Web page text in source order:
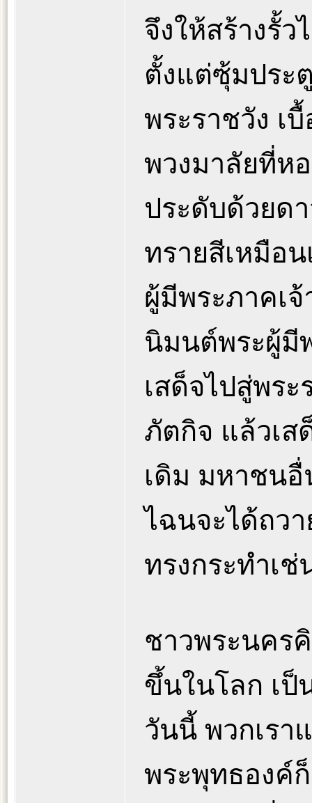
จึงให้สร้างรั้
ตั้งแต่ซุ้มประ
พระราชวัง เ
พวงมาลัยที่ห
ประดับด้วยดา
ทรายสีเหมือ
ผู้มีพระภาคเ
นิมนต์พระผู้มี
เสด็จไปสู่พร
ภัตกิจ แล้วเส
เดิม มหาชน
ไฉนจะได้ถว
ทรงกระทำเ
ชาวพระนคร
ขึ้นในโลก เป็
วันนี้ พวกเรา
พระพุทธองค์